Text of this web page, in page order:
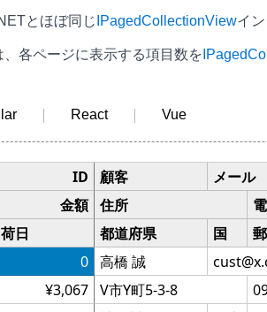
とほぼ同じ IPagedCollectionViewイ
各ページに表示する項目数を
React Vue